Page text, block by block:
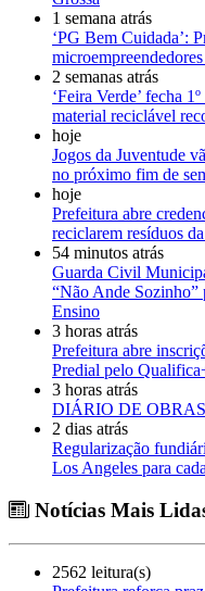
1 semana atrás
‘PG Bem Cuidada’:
2 semanas atrás
‘Feira Verde’ fecha
material reciclável
hoje
Jogos da Juventude
no próximo fim de
hoje
Prefeitura abre
reciclarem resíduos
54 minutos atrás
Guarda Civil
“Não Ande Sozinho”
Ensino
3 horas atrás
Prefeitura abre
Predial pelo
3 horas atrás
DIÁRIO DE OBRAS
2 dias atrás
Regularização
Los Angeles para
Notícias Mais
2562 leitura(s)